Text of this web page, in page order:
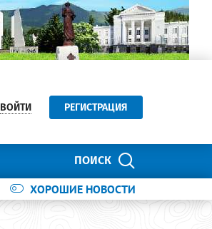
ВОЙТИ РЕГИСТРАЦИЯ
ПОИСК
ХОРОШИЕ НОВОСТИ